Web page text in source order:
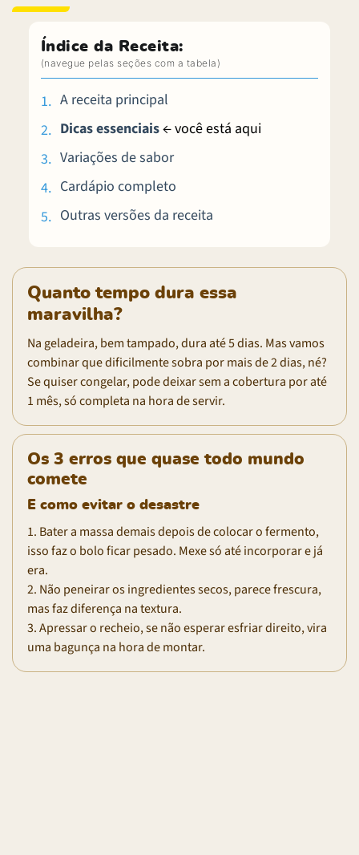
Índice da Receita:
A receita principal
Dicas essenciais← você está aqui
Variações de sabor
Cardápio completo
Outras versões da receita
Quanto tempo dura essa
maravilha?
Na geladeira, bem tampado, dura até 5 dias. Mas vamos
combinar que dificilmente sobra por mais de 2 dias, né?
Se quiser congelar, pode deixar sem a cobertura por até
1 mês, só completa na hora de servir.
Os 3 erros que quase todo mundo
comete
E como evitar o desastre
1. Bater a massa demais depois de colocar o fermento,
isso faz o bolo ficar pesado. Mexe só até incorporar e já
era.
2. Não peneirar os ingredientes secos, parece frescura,
mas faz diferença na textura.
3. Apressar o recheio, se não esperar esfriar direito, vira
uma bagunça na hora de montar.